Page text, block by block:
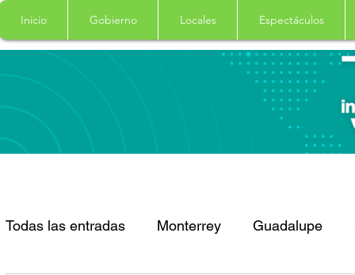
Inicio Gobierno Locales Espectáculos
Todas las entradas Monterrey Guadalupe